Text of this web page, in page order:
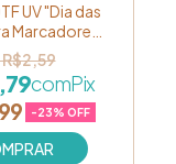
UV "Dia das
Marcadores
- Estampa
Feliz dia das
Ref. 056
-23% OFF
R$2,59
comPix